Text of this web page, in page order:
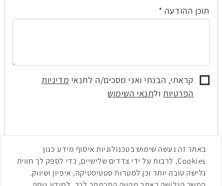
תוכן ההודעה
קראתי, הבנתי ואני מסכים/ה לתנאי מדיניות
הפרטיותולתנאי השימוש
באתר זה נעשה שימוש בטכנולוגיות איסוף מידע כגון
Cookies, לרבות על ידי צדדים שלישיים, כדי לספק לך חווית
גלישה טובה יותר וכן למטרות סטטיסטיקה, איפיון ושיווק.